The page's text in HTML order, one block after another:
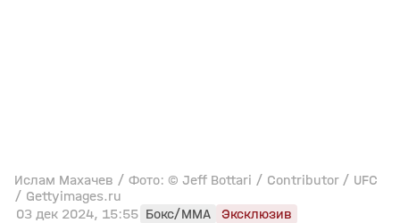
Ислам Махачев / Фото: © Jeff Bottari / Contributor / UFC
/ Gettyimages.ru
03 дек 2024, 15:55 Бокс/MMA
Эксклюзив